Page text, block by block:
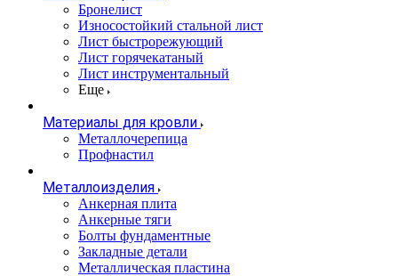
Бронелист
Износостойкий стальной лист
Лист быстрорежующий
Лист горячекатаный
Лист инструментальный
Еще
Материалы для кровли
Металлочерепица
Профнастил
Металлоизделия
Анкерная плита
Анкерные тяги
Болты фундаментные
Закладные детали
Металлическая пластина